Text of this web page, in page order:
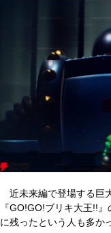
近未来編で登場する巨
『GO!GO!ブリキ大王!!
に残ったという人も多か